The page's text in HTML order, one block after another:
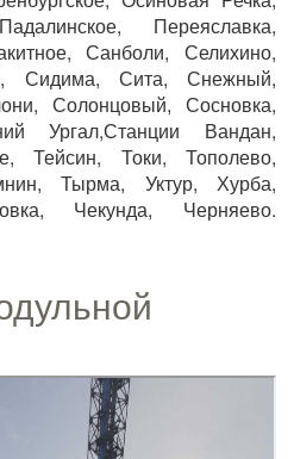
Переяславка,
Санболи, Селихино,
Сидима, Сита, Снежный,
Солонцовый, Сосновка,
Ургал,Станции Вандан,
Тейсин, Токи, Тополево,
Тырма, Уктур, Хурба,
Чекунда, Черняево.